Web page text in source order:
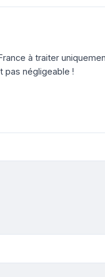
à traiter
pas négligeable !